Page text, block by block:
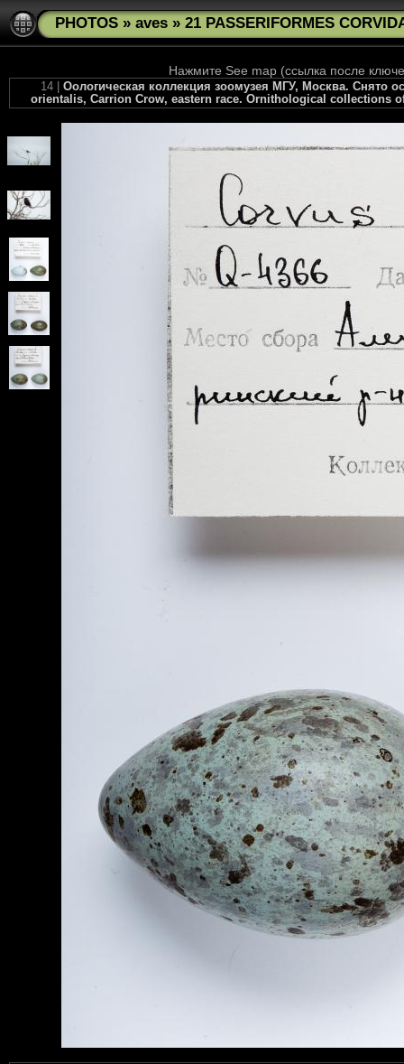
PHOTOS » aves » 21 PASSERIFORMES
Нажмите See map (ссылка после
14 | Оологическая коллекция зоомузея МГУ, Москва. Снято
orientalis, Carrion Crow, eastern race. Ornithological collections